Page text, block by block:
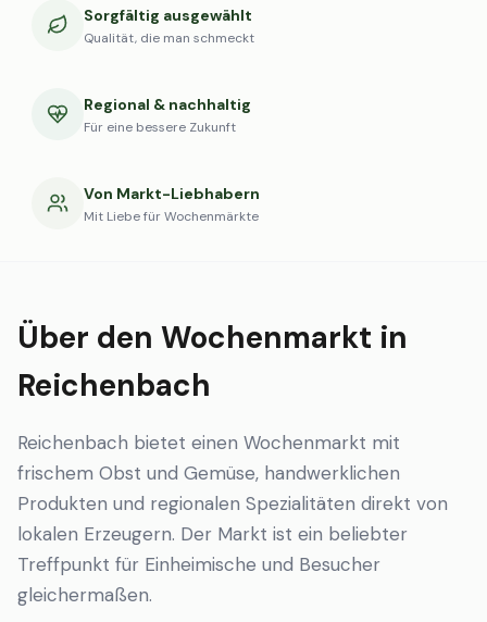
Sorgfältig ausgewählt
Qualität, die man schmeckt
Regional & nachhaltig
Für eine bessere Zukunft
Von Markt-Liebhabern
Mit Liebe für Wochenmärkte
Über den Wochenmarkt in
Reichenbach
Reichenbach bietet einen Wochenmarkt mit
frischem Obst und Gemüse, handwerklichen
Produkten und regionalen Spezialitäten direkt von
lokalen Erzeugern. Der Markt ist ein beliebter
Treffpunkt für Einheimische und Besucher
gleichermaßen.